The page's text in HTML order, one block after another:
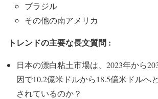
ブラジル
その他の南アメリカ
トレンドの主要な長文質問 :
日本の漂白粘土市場は、2023年から
因で10.2億米ドルから18.5億米ドルへ
されているのか？